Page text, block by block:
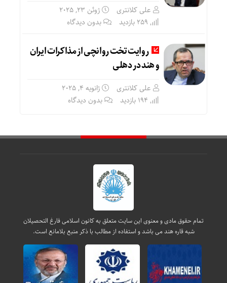
علی کلانتری
ژوئن 23, 2025
بدون دیدگاه
روایت تخت روانچی از مذاکرات ایران
و هند در دهلی
علی کلانتری
ژانویه 4, 2025
بدون دیدگاه
تمام حقوق مادی و معنوی این سایت متعلق به کانون اسلامی فارغ التحصیلان
شبه قاره هند می باشد و استفاده از مطالب با ذکر منبع بلامانع است.